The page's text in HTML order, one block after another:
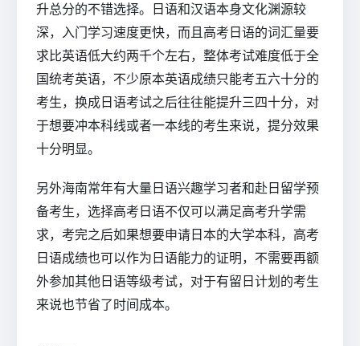
升总分的不错选择。日语和汉语本身文化渊源较
深，入门学习速度更快，而且高考日语的词汇量要
求比英语低大约两千个左右，整体考试难度低于全
国统考英语，不少原本英语成绩只能考五六十分的
考生，换成日语考试之后往往能提升三四十分，对
于想要冲本科线或者一本线的考生来说，提分效果
十分明显。
另外海南常年有大量日语兴趣学习者和赴日留学预
备考生，选择高考日语不仅可以满足高考升学需
求，考完之后如果想要申请日本的大学本科，高考
日语成绩也可以作为日语能力的证明，不需要再额
外参加其他日语等级考试，对于有留日计划的考生
来说也节省了时间成本。